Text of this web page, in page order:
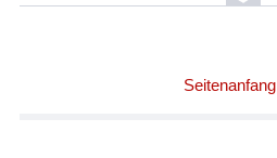
Titel: Liebeslieder a la carte
Seitenanfang